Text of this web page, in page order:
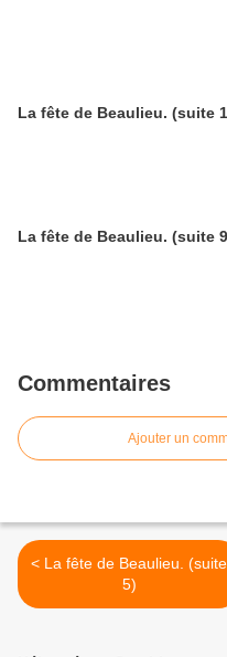
La fête de Beaulieu. (suite
La fête de Beaulieu. (suite
Commentaires
Ajouter un
< La fête de Beaulieu. (suite
5)